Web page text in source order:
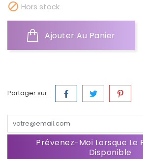
 Hors stock
Ajouter Au Panier
Partager sur :
Prévenez-Moi Lorsque Le
Disponible